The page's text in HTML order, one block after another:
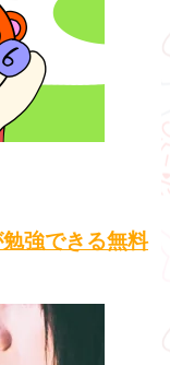
強できる無料